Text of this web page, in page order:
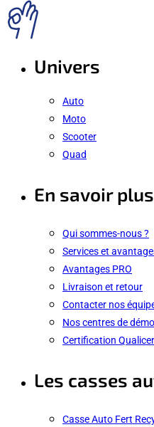
Univers
Auto
Moto
Scooter
Quad
En savoir plus
Qui sommes-nous ?
Services et
Avantages PRO
Livraison et retour
Contacter nos
Nos centres de
Certification
Les casses
Casse Auto Fert